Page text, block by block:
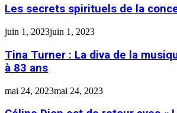
Les secrets spirituels de la
juin 1, 2023juin 1, 2023
Tina Turner : La diva de la
à 83 ans
mai 24, 2023mai 24, 2023